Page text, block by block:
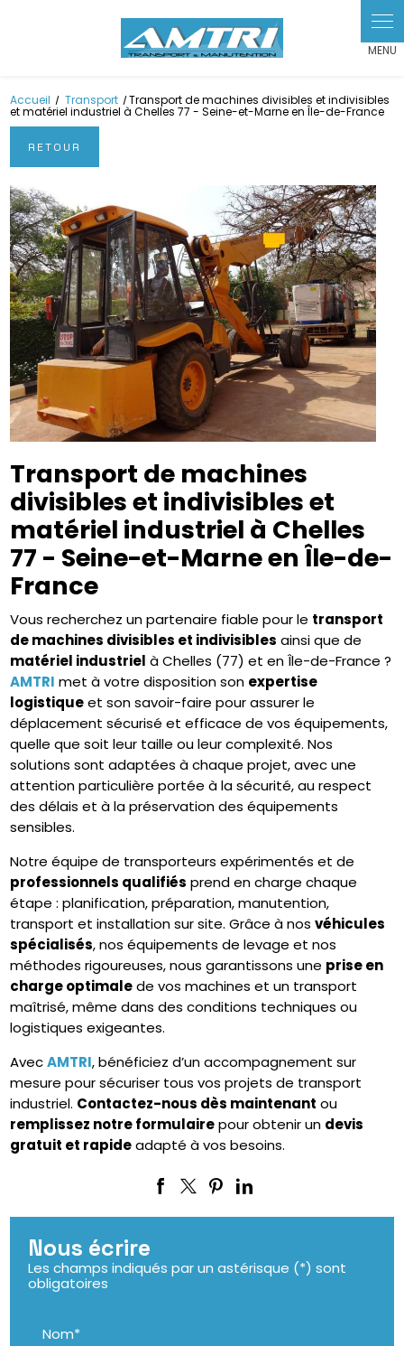
Accueil Transport Transport de machines divisibles et indivisibles
et matériel industriel à Chelles 77 - Seine-et-Marne en Île-de-France
RETOUR
Transport de machines
divisibles et indivisibles et
matériel industriel à Chelles
77 - Seine-et-Marne en Île-de-
France
Vous recherchez un partenaire fiable pour le transport
de machines divisibles et indivisibles ainsi que de
matériel industriel à Chelles (77) et en Île-de-France ?
AMTRI met à votre disposition son expertise
logistiqueet son savoir-faire pour assurer le
déplacement sécurisé et efficace de vos équipements,
quelle que soit leur taille ou leur complexité. Nos
solutions sont adaptées à chaque projet, avec une
attention particulière portée à la sécurité, au respect
des délais et à la préservation des équipements
sensibles.
Notre équipe de transporteurs expérimentés et de
professionnels qualifiés prend en charge chaque
étape : planification, préparation, manutention,
transport et installation sur site. Grâce à nosvéhicules
spécialisés, nos équipements de levage et nos
méthodes rigoureuses, nous garantissons une prise en
charge optimalede vos machines et un transport
maîtrisé, même dans des conditions techniques ou
logistiques exigeantes.
AvecAMTRI, bénéficiez d’un accompagnement sur
mesure pour sécuriser tous vos projets de transport
industriel. Contactez-nous dès maintenant ou
remplissez notre formulairepour obtenir un devis
gratuit et rapideadapté à vos besoins.
Nous écrire
Les champs indiqués par un astérisque (*) sont
obligatoires
Nom*